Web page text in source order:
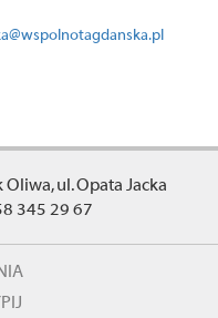
Oliwa, ul. Opata Jacka
345 29 67